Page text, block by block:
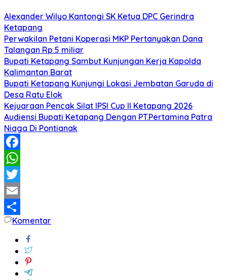
Alexander Wilyo Kantongi SK Ketua DPC Gerindra
Ketapang
Perwakilan Petani Koperasi MKP Pertanyakan Dana
Talangan Rp.5 miliar
Bupati Ketapang Sambut Kunjungan Kerja Kapolda
Kalimantan Barat
Bupati Ketapang Kunjungi Lokasi Jembatan Garuda di
Desa Ratu Elok
Kejuaraan Pencak Silat IPSI Cup II Ketapang 2026
Audiensi Bupati Ketapang Dengan PT.Pertamina Patra
Niaga Di Pontianak
Facebook
WhatsApp
Twitter
Email
Share
Komentar